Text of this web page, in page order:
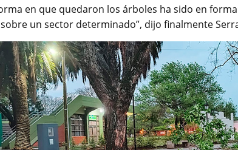
en que quedaron los árboles ha sido en
un sector determinado”, dijo finalmente